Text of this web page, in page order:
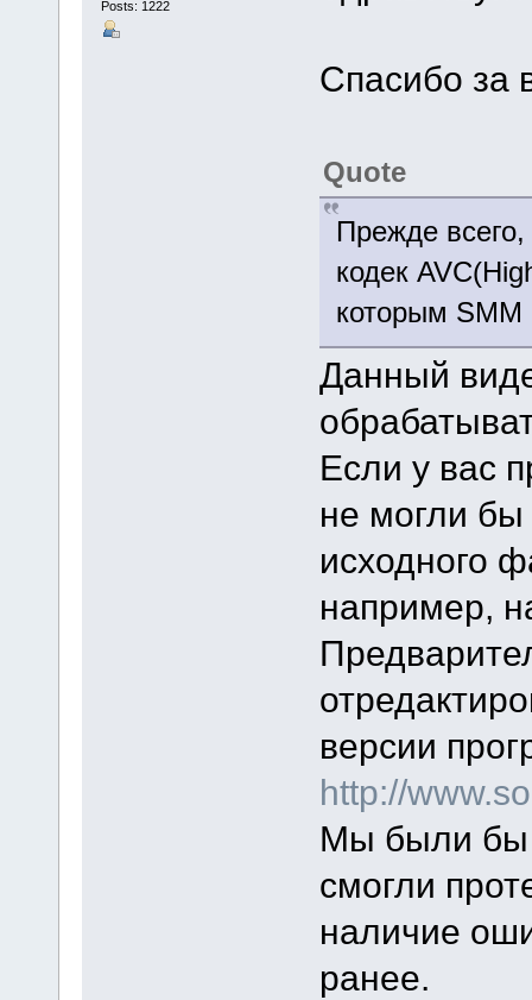
Posts: 1222
Спасибо за
Quote
Прежде всего,
кодек
которым SMM
Данный
Если у вас
не могли
исходного
например,
версии
http://
Мы были бы
смогли
наличие
ранее.